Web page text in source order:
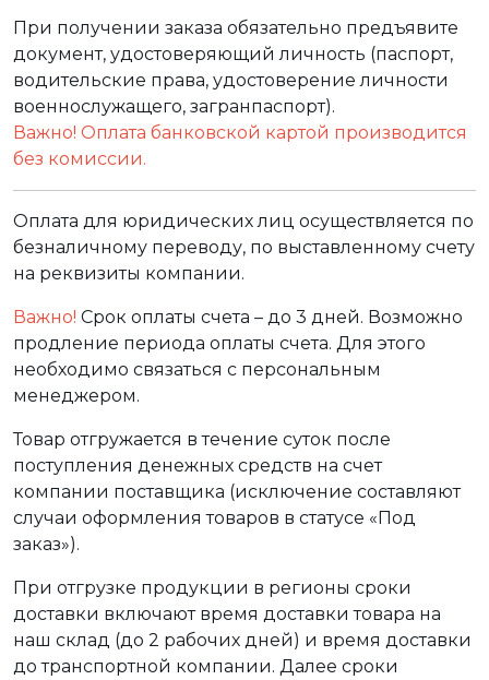
При получении заказа обязательно предъявите
документ, удостоверяющий личность (паспорт,
водительские права, удостоверение личности
военнослужащего, загранпаспорт).
Важно! Оплата банковской картой производится
без комиссии.
Оплата для юридических лиц осуществляется по
безналичному переводу, по выставленному счету
на реквизиты компании.
Важно! Срок оплаты счета – до 3 дней. Возможно
продление периода оплаты счета. Для этого
необходимо связаться с персональным
менеджером.
Товар отгружается в течение суток после
поступления денежных средств на счет
компании поставщика (исключение составляют
случаи оформления товаров в статусе «Под
заказ»).
При отгрузке продукции в регионы сроки
доставки включают время доставки товара на
наш склад (до 2 рабочих дней) и время доставки
до транспортной компании. Далее сроки